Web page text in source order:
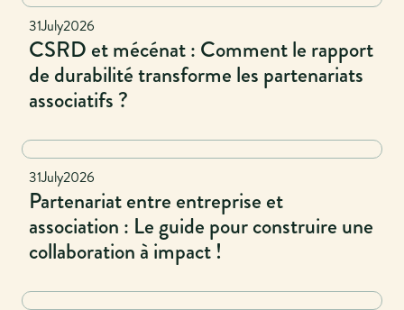
National
31July2026
CSRD et mécénat : Comment le rapport
de durabilité transforme les partenariats
associatifs ?
Naional
31July2026
Partenariat entre entreprise et
association : Le guide pour construire une
collaboration à impact !